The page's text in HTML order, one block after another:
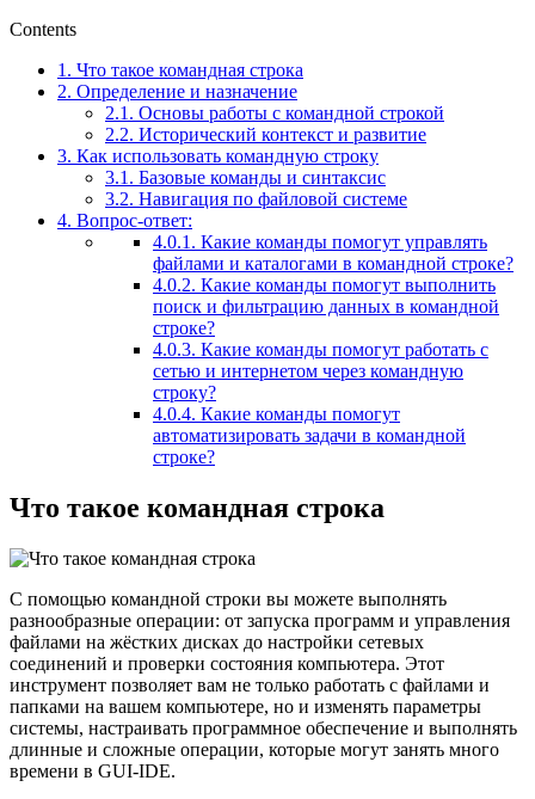
Contents
1. Что такое командная строка
2. Определение и назначение
2.1. Основы работы с командной строкой
2.2. Исторический контекст и развитие
3. Как использовать командную строку
3.1. Базовые команды и синтаксис
3.2. Навигация по файловой системе
4. Вопрос-ответ:
4.0.1. Какие команды помогут управлять
файлами и каталогами в командной строке?
4.0.2. Какие команды помогут выполнить
поиск и фильтрацию данных в командной
строке?
4.0.3. Какие команды помогут работать с
сетью и интернетом через командную
строку?
4.0.4. Какие команды помогут
автоматизировать задачи в командной
строке?
Что такое командная строка
С помощью командной строки вы можете выполнять
разнообразные операции: от запуска программ и управления
файлами на жёстких дисках до настройки сетевых
соединений и проверки состояния компьютера. Этот
инструмент позволяет вам не только работать с файлами и
папками на вашем компьютере, но и изменять параметры
системы, настраивать программное обеспечение и выполнять
длинные и сложные операции, которые могут занять много
времени в GUI-IDE.